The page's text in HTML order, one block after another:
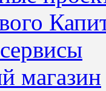
магазин